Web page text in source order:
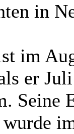
in
im
er
Seine
wurde